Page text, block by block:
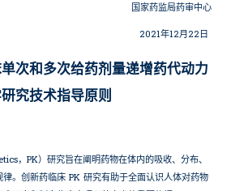
国家药监局药审中心
2021年12月22日
次和多次给药剂量递增药代动力
究技术指导原则
，PK）研究旨在阐明药物在体内的吸收、分布、
。创新药临床 PK 研究有助于全面认识人体对药物